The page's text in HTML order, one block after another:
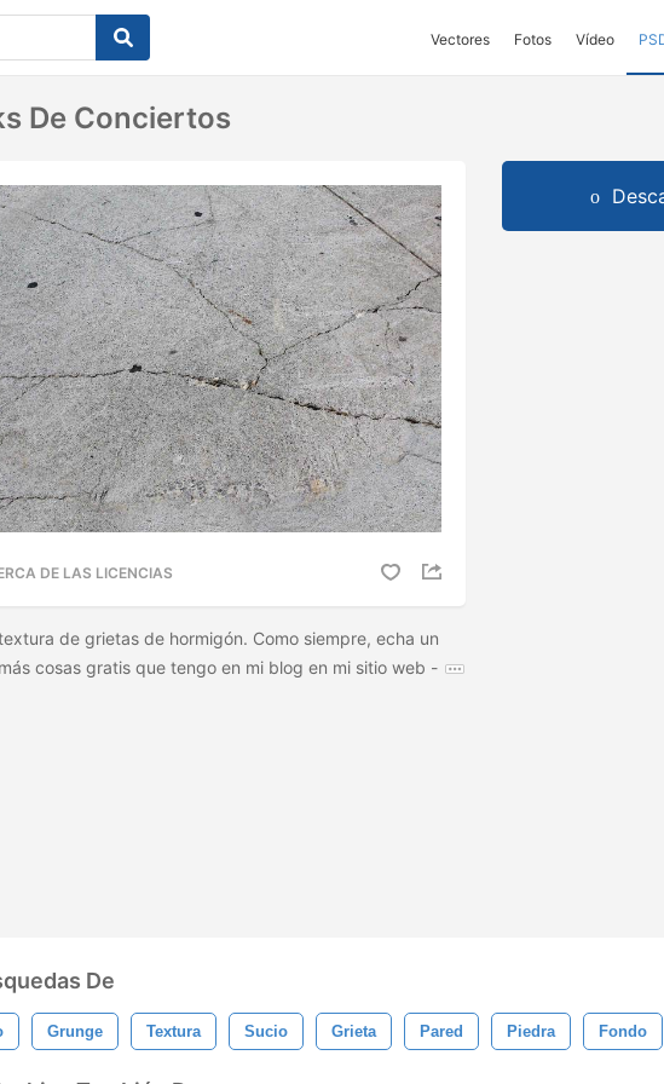
Vectores Fotos Vídeo
De Conciertos
DE LAS LICENCIAS
de grietas de hormigón. Como siempre, echa un
cosas gratis que tengo en mi blog en mi sitio web -
De
Grunge Textura Sucio Grieta Pared Piedra Fondo